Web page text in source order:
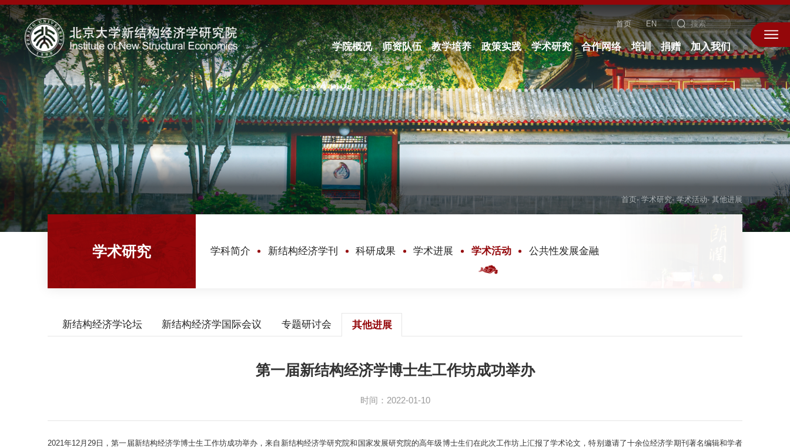
首页 EN
学院概况 师资队伍 教学培养 政策实践 学术研究 合作网络 培训 捐赠 加入我们
首页- 学术研究- 学术活动- 其他进展
学术研究 学科简介 新结构经济学刊 科研成果 学术进展 学术活动 公共性发展金融
新结构经济学论坛 新结构经济学国际会议 专题研讨会 其他进展
第一届新结构经济学博士生工作坊成功举办
时间：2022-01-10
2021年12月29日，第一届新结构经济学博士生工作坊成功举办，来自新结构经济学研究院和国家发展研究院的高年级博士生们在此次工作坊上汇报了学术论文，特别邀请了十余位经济学期刊著名编辑和学者